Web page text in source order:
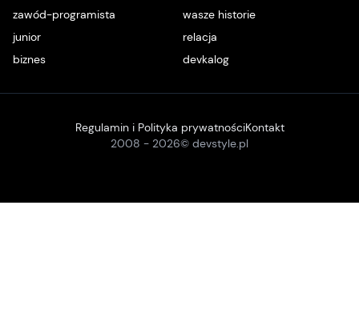
zawód-programista
wasze historie
junior
relacja
biznes
devkalog
2008 - 2026© devstyle.pl
Regulamin i Polityka prywatnościKontakt